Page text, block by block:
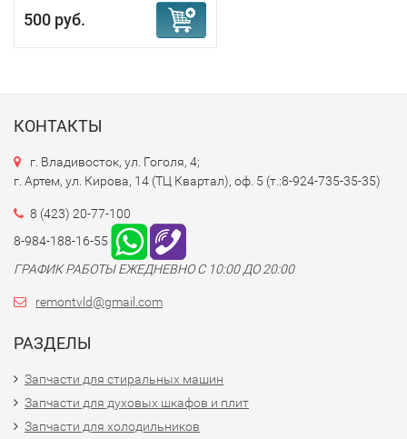
500 руб.
КОНТАКТЫ
г. Владивосток, ул. Гоголя, 4;
г. Артем, ул. Кирова, 14 (ТЦ Квартал), оф. 5 (т.:8-924-735-35-35)
8 (423) 20-77-100
8-984-188-16-55
ГРАФИК РАБОТЫ ЕЖЕДНЕВНО С 10:00 ДО 20:00
remontvld@gmail.com
РАЗДЕЛЫ
Запчасти для стиральных машин
Запчасти для духовых шкафов и плит
Запчасти для холодильников